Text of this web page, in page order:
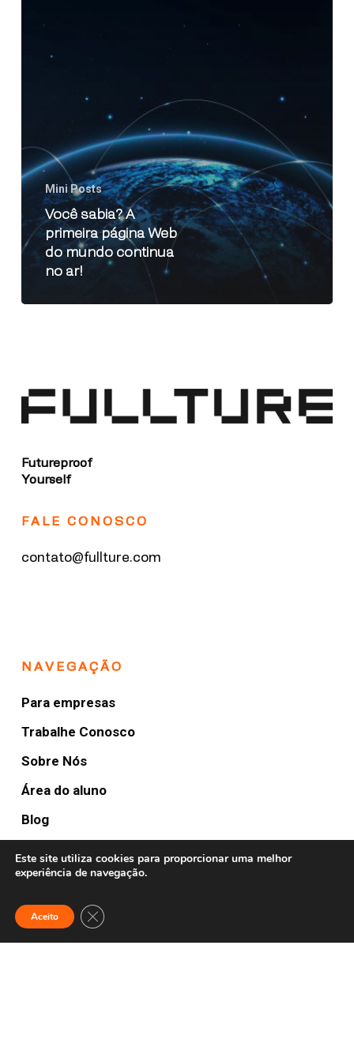
Mini Posts
Você sabia? A
primeira página Web
do mundo continua
no ar!
Futureproof
Yourself
FALE CONOSCO
contato@fullture.com
NAVEGAÇÃO
Para empresas
Trabalhe Conosco
Sobre Nós
Área do aluno
Blog
FULLTURE HUBS
Anywhere
Este site utiliza cookies para proporcionar uma melhor
experiência de navegação.
Aceito Close GDPR Cookie Banner